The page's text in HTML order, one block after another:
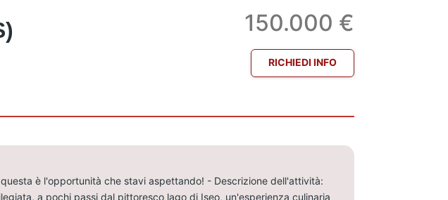
150.000 €
RICHIEDI INFO
è l'opportunità che stavi aspettando! - Descrizione dell'attività:
a pochi passi dal pittoresco lago di Iseo, un'esperienza culinaria